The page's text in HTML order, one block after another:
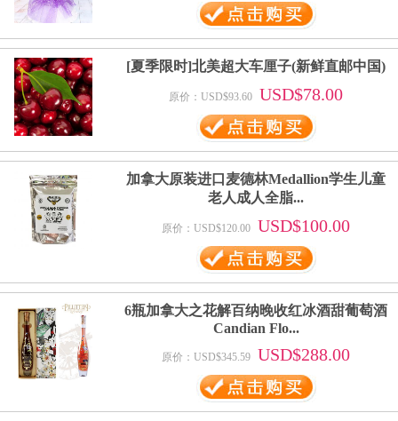
[夏季限时]北美超大车厘子(新鲜直邮中国)
原价：USD$93.60 USD$78.00
加拿大原装进口麦德林Medallion学生儿童
老人成人全脂...
原价：USD$120.00 USD$100.00
6瓶加拿大之花解百纳晚收红冰酒甜葡萄酒
Candian Flo...
原价：USD$345.59 USD$288.00